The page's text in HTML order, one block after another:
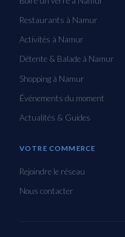
Restaurants à Namur
Activités à Namur
Détente & Balade à Namur
Shopping à Namur
Événements du moment
Actualités & Guides
VOTRE COMMERCE
Rejoindre le réseau
Nous contacter